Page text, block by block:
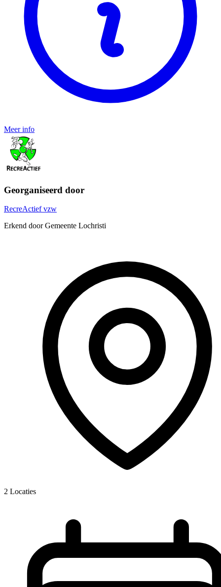
Meer info
Georganiseerd door
RecreActief vzw
Erkend door Gemeente Lochristi
2 Locaties